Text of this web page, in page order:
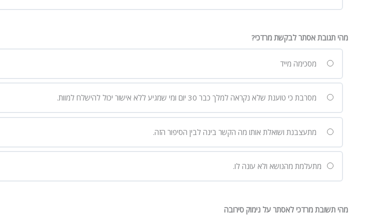
מהי תגובת אסתר לבקשת מרדכי?
מסכימה מייד
מסרבת כי טוענת שלא נקראה למלך כבר 30 יום ומי שמגיע ללא אישור יכול להישלח למוות.
מתעצבנת ושואלת אותו מה הקשר בינה לבין הסיפור הזה.
מתעלמת מהנושא ולא עונה לו.
מהי תשובת מרדכי לאסתר על נימוק סירובה